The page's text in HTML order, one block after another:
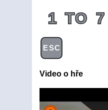
1 TO 7
ESC
Video o hře